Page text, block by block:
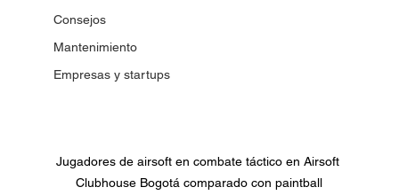
Consejos
Mantenimiento
Empresas y startups
Jugadores de airsoft en combate táctico en Airsoft
Clubhouse Bogotá comparado con paintball